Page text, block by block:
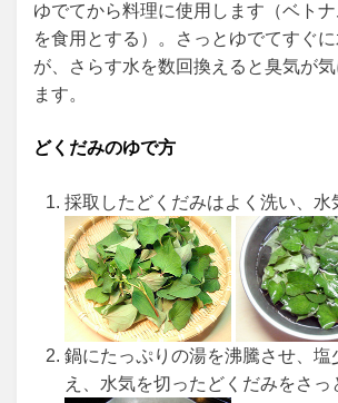
ゆでてから料理に使用します（ベト
を食用とする）。さっとゆでてすぐ
が、さらす水を数回換えると臭気が
ます。
どくだみのゆで方
採取したどくだみはよく洗い、水
鍋にたっぷりの湯を沸騰させ、塩
え、水気を切ったどくだみをさっ